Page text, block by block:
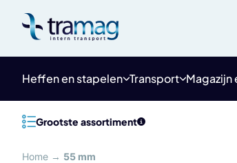
content
Heffen en stapelen Transport Magazijn
Grootste assortiment
Home → 55 mm